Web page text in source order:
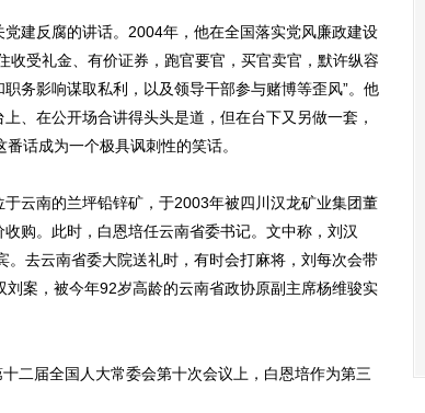
反腐的讲话。2004年，他在全国落实党风廉政建设
收受礼金、有价证券，跑官要官，买官卖官，默许纵容
务影响谋取私利，以及领导干部参与赌博等歪风”。他
、在公开场合讲得头头是道，但在台下又另做一套，
话成为一个极具讽刺性的笑话。
南的兰坪铅锌矿，于2003年被四川汉龙矿业集团董
购。此时，白恩培任云南省委书记。文中称，刘汉
去云南省委大院送礼时，有时会打麻将，刘每次会带
案，被今年92岁高龄的云南省政协原副主席杨维骏实
届全国人大常委会第十次会议上，白恩培作为第三